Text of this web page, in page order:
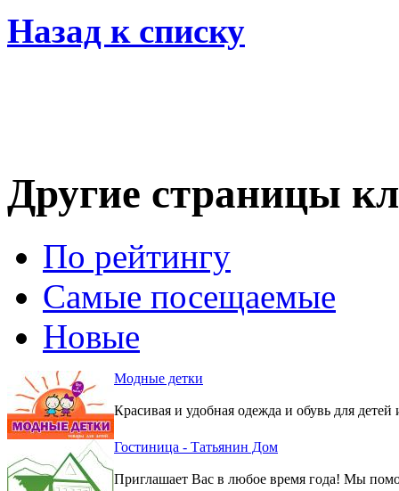
Назад к списку
Другие страницы
По рейтингу
Самые посещаемые
Новые
Модные детки
Красивая и удобная одежда и обувь для детей
Гостиница - Татьянин Дом
Приглашает Вас в любое время года! Мы